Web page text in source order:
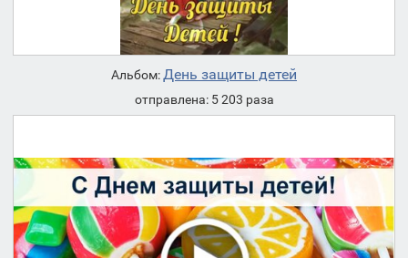
Альбом:День защиты детей
отправлена: 5 203 раза